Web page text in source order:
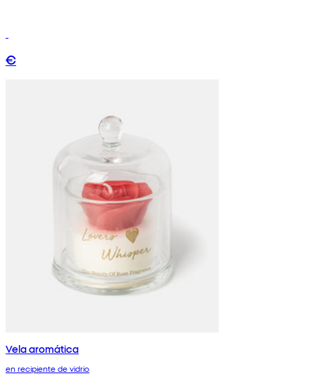
€
Vela aromática
en recipiente de vidrio